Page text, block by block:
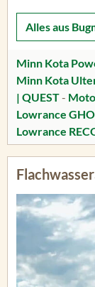
Alles aus
Minn Kota
Minn Kota
| QUEST-
Lowrance
Lowrance